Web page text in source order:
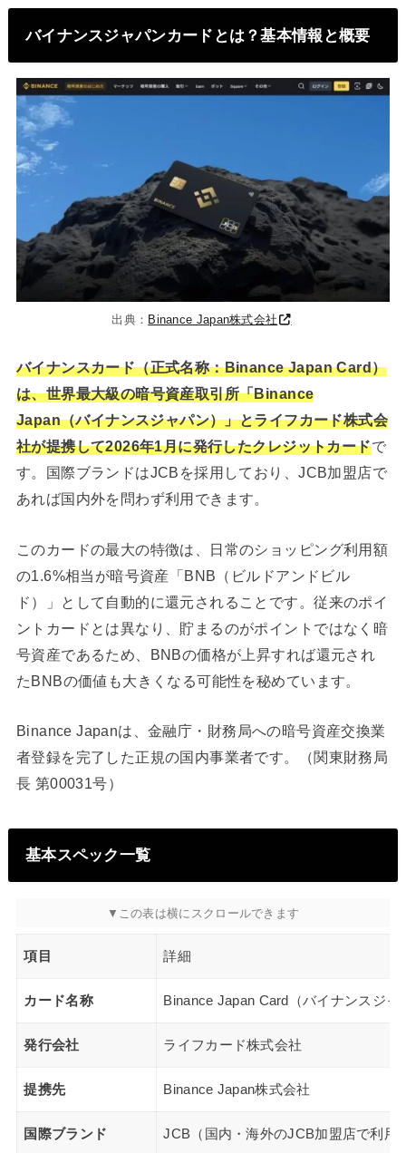
バイナンスジャパンカードとは？基本情報と概要
出典： Binance Japan株式会社
バイナンスカード（正式名称：Binance Japan Card）
は、世界最大級の暗号資産取引所「Binance
Japan（バイナンスジャパン）」とライフカード株式会
社が提携して2026年1月に発行したクレジットカードで
す。国際ブランドはJCBを採用しており、JCB加盟店で
あれば国内外を問わず利用できます。
このカードの最大の特徴は、日常のショッピング利用額
の1.6%相当が暗号資産「BNB（ビルドアンドビル
ド）」として自動的に還元されることです。従来のポイ
ントカードとは異なり、貯まるのがポイントではなく暗
号資産であるため、BNBの価格が上昇すれば還元され
たBNBの価値も大きくなる可能性を秘めています。
Binance Japanは、金融庁・財務局への暗号資産交換業
者登録を完了した正規の国内事業者です。（関東財務局
長 第00031号）
基本スペック一覧
項目 詳細
カード名称 Binance Japan Card（バイナンスジャ
発行会社 ライフカード株式会社
提携先 Binance Japan株式会社
国際ブランド JCB（国内・海外のJCB加盟店で利用